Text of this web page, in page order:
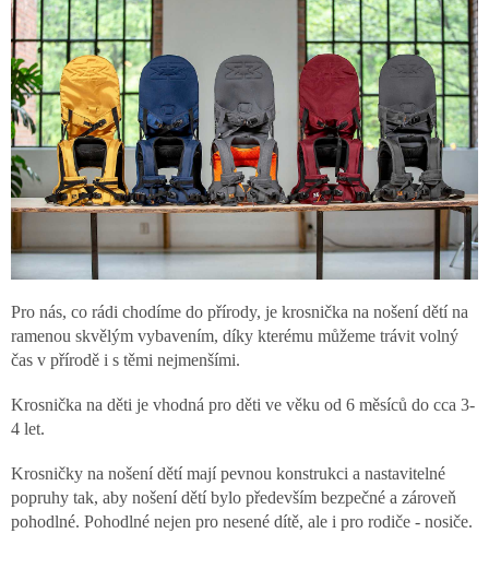
Pro nás, co rádi chodíme do přírody, je krosnička na nošení dětí na
ramenou skvělým vybavením, díky kterému můžeme trávit volný
čas v přírodě i s těmi nejmenšími.
Krosnička na děti je vhodná pro děti ve věku od 6 měsíců do cca 3-
4 let.
Krosničky na nošení dětí mají pevnou konstrukci a nastavitelné
popruhy tak, aby nošení dětí bylo především bezpečné a zároveň
pohodlné. Pohodlné nejen pro nesené dítě, ale i pro rodiče - nosiče.